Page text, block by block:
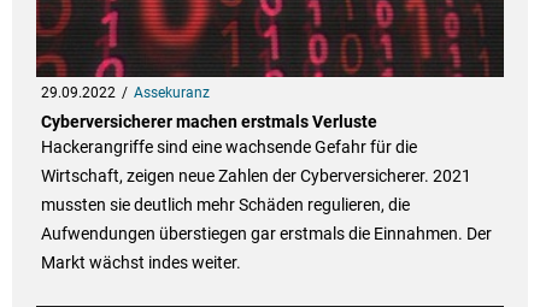
29.09.2022 Assekuranz
Cyberversicherer machen erstmals Verluste
Hackerangriffe sind eine wachsende Gefahr für die
Wirtschaft, zeigen neue Zahlen der Cyberversicherer. 2021
mussten sie deutlich mehr Schäden regulieren, die
Aufwendungen überstiegen gar erstmals die Einnahmen. Der
Markt wächst indes weiter.